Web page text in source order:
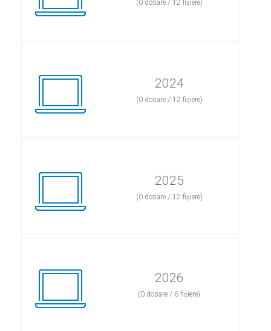
(0 dosare / 12 fișiere)
2024
(0 dosare / 12 fișiere)
2025
(0 dosare / 12 fișiere)
2026
(0 dosare / 6 fișiere)